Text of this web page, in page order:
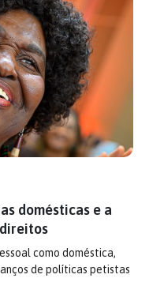
domésticas e a
como doméstica,
de políticas petistas